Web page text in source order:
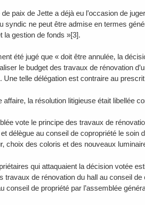
paix de Jette a déjà eu l’occasion de
syndic ne peut être admise en termes
la gestion de fonds »[3].
été jugé que « doit être annulée, la
le budget des travaux de rénovation
Une telle délégation est contraire au
affaire, la résolution litigieuse était libellée
vote le principe des travaux de
délègue au conseil de copropriété le soin
choix des coloris et des nouveaux
qui attaquaient la décision votée
travaux de rénovation du hall au conseil
conseil de propriété par l’assemblée